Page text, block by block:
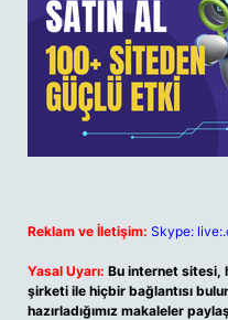
Reklam ve İletişim: Skype:
Yasal Uyarı: Bu internet sitesi,
şirketi ile hiçbir bağlantısı
hazırladığımız makaleler